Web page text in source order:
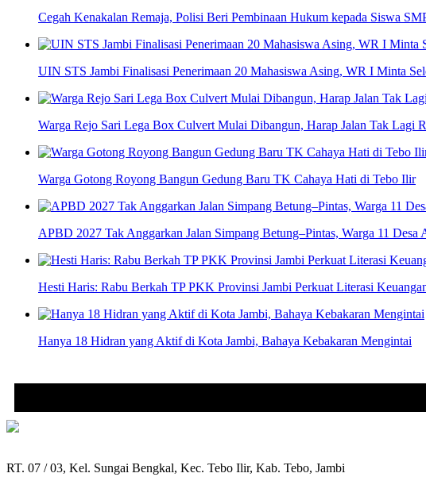
Cegah Kenakalan Remaja, Polisi Beri Pembinaan Hukum kepada Siswa
UIN STS Jambi Finalisasi Penerimaan 20 Mahasiswa Asing, WR I Minta
Warga Rejo Sari Lega Box Culvert Mulai Dibangun, Harap Jalan Tak Lagi
Warga Gotong Royong Bangun Gedung Baru TK Cahaya Hati di Tebo Ilir
APBD 2027 Tak Anggarkan Jalan Simpang Betung–Pintas, Warga 11 Desa
Hesti Haris: Rabu Berkah TP PKK Provinsi Jambi Perkuat Literasi
Hanya 18 Hidran yang Aktif di Kota Jambi, Bahaya Kebakaran Mengintai
RT. 07 / 03, Kel. Sungai Bengkal, Kec. Tebo Ilir, Kab. Tebo, Jambi